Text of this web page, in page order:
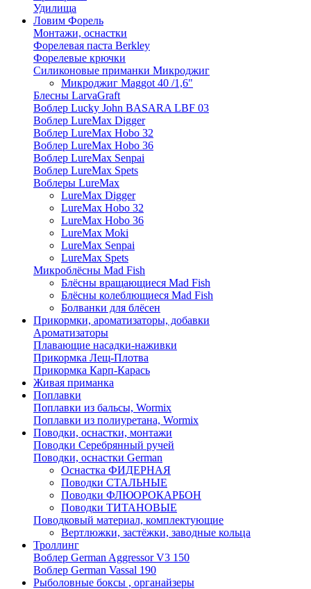
Удилища
Ловим Форель
Монтажи, оснастки
Форелевая паста Berkley
Форелевые крючки
Силиконовые приманки Микроджиг
Микроджиг Maggot 40 /1,6"
Блесны LarvaGraft
Воблер Lucky John BASARA LBF 03
Воблер LureMax Digger
Воблер LureMax Hobo 32
Воблер LureMax Hobo 36
Воблер LureMax Senpai
Воблер LureMax Spets
Воблеры LureMax
LureMax Digger
LureMax Hobo 32
LureMax Hobo 36
LureMax Moki
LureMax Senpai
LureMax Spets
Микроблёсны Mad Fish
Блёсны вращающиеся Mad Fish
Блёсны колеблющиеся Mad Fish
Болванки для блёсен
Прикормки, ароматизаторы, добавки
Ароматизаторы
Плавающие насадки-наживки
Прикормка Лещ-Плотва
Прикормка Карп-Карась
Живая приманка
Поплавки
Поплавки из бальсы, Wormix
Поплавки из полиуретана, Wormix
Поводки, оснастки, монтажи
Поводки Серебрянный ручей
Поводки, оснастки German
Оснастка ФИДЕРНАЯ
Поводки СТАЛЬНЫЕ
Поводки ФЛЮОРОКАРБОН
Поводки ТИТАНОВЫЕ
Поводковый материал, комплектующие
Вертлюжки, застёжки, заводные кольца
Троллинг
Воблер German Aggressor V3 150
Воблер German Vassal 190
Рыболовные боксы , органайзеры